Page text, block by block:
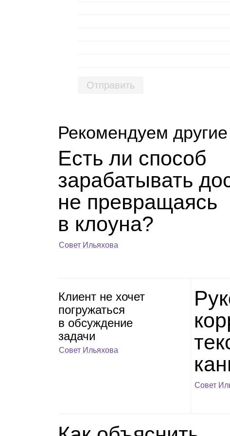
Отправить
Рекомендуем
Есть ли спо­соб
зара­ба­ты­вать
не пре­вра­ща­ясь
в кло­уна?
Совет Ильяхова
Кли­ент не хочет
погру­жаться
в обсуж­де­ние
задачи
Совет Ильяхова
Совет